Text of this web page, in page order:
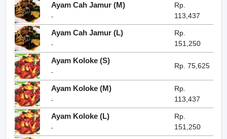
Ayam Cah Jamur (M)
-
Rp.
113,437
Ayam Cah Jamur (L)
-
Rp.
151,250
Ayam Koloke (S)
-
Rp. 75,625
Ayam Koloke (M)
-
Rp.
113,437
Ayam Koloke (L)
-
Rp.
151,250